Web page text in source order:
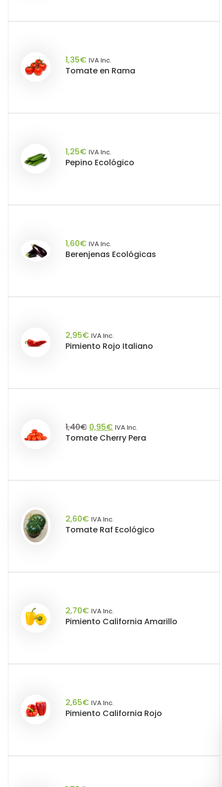
1,35€ IVA Inc.
Tomate en Rama
1,25€ IVA Inc.
Pepino Ecológico
1,60€ IVA Inc.
Berenjenas Ecológicas
2,95€ IVA Inc.
Pimiento Rojo Italiano
1,40€ El
precio
0,95€ El
precio
IVA Inc.
Tomate Cherry Pera
2,60€ IVA Inc.
Tomate Raf Ecológico
2,70€ IVA Inc.
Pimiento California Amarillo
2,65€ IVA Inc.
Pimiento California Rojo